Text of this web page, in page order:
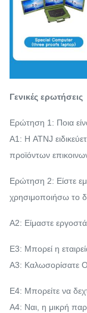
Γενικές ερωτήσεις
Ερώτηση 1: Ποια
Α1: Η ATNJ
προϊόντων
Ερώτηση 2: Είστε
χρησιμοποιήσω το
Α2: Είμαστε
Ε3: Μπορεί η
Α3: Καλωσορίσατε
Ε4: Μπορείτε να
Α4: Ναι, η μικρή